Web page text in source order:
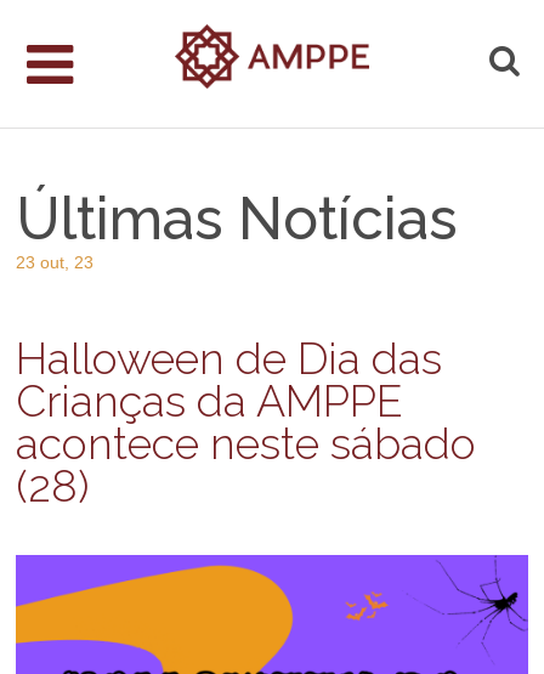
Últimas Notícias
23 out, 23
Halloween de Dia das
Crianças da AMPPE
acontece neste sábado
(28)